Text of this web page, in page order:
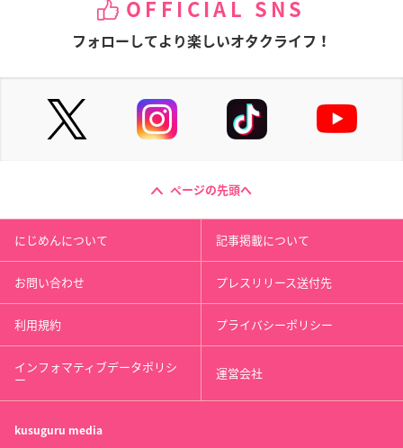
OFFICIAL SNS
フォローしてより楽しいオタクライフ！
ページの先頭へ
にじめんについて 記事掲載について
お問い合わせ プレスリリース送付先
利用規約 プライバシーポリシー
インフォマティブデータポリシ
ー 運営会社
kusuguru media